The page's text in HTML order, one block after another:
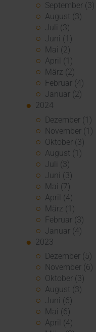
September (3)
August (3)
Juli (3)
Juni (1)
Mai (2)
April (1)
März (2)
Februar (4)
Januar (2)
2024
Dezember (1)
November (1)
Oktober (3)
August (1)
Juli (3)
Juni (3)
Mai (7)
April (4)
März (1)
Februar (3)
Januar (4)
2023
Dezember (5)
November (6)
Oktober (3)
August (3)
Juni (6)
Mai (6)
April (4)